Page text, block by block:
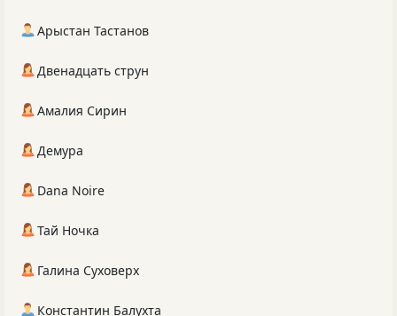
Арыстан Тастанов
Двенадцать струн
Амалия Сирин
Демура
Dana Noire
Тай Ночка
Галина Суховерх
Константин Балухта